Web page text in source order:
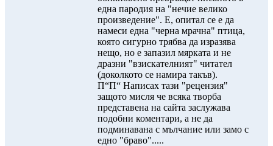
една пародия на "нечие велико
произведение". Е, опитал се е да
намеси една "черна мрачна" птица,
която сигурно трябва да изразява
нещо, но е запазил мярката и не
дразни "взискателният" читател
(доколкото се намира такъв).
П“П“ Написах тази "рецензия"
защото мисля че всяка творба
представена на сайта заслужава
подобни коментари, а не да
подминавана с мълчание или замо с
едно "браво".....